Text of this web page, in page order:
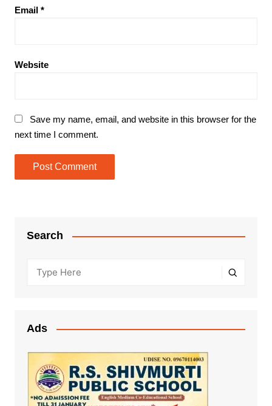
Email *
Website
Save my name, email, and website in this browser for the
next time I comment.
Search
Ads